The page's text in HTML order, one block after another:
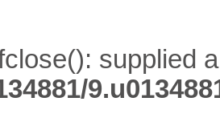
supplied